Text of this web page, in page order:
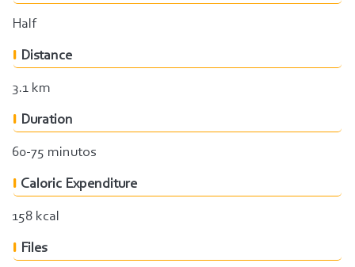
Half
Distance
3.1 km
Duration
60-75 minutos
Caloric Expenditure
158 kcal
Files